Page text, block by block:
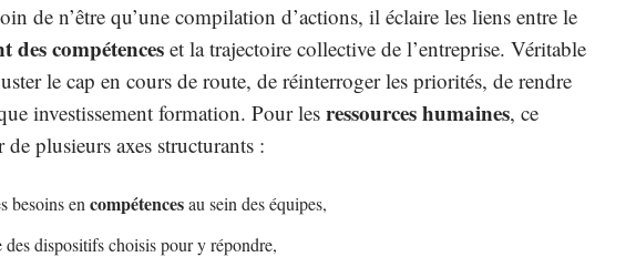
de n’être qu’une compilation d’actions, il éclaire les liens entre le
des compétences et la trajectoire collective de l’entreprise. Véritable
le cap en cours de route, de réinterroger les priorités, de rendre
investissement formation. Pour lesressources humaines, ce
plusieurs axes structurants :
besoins en compétencesau sein des équipes,
des dispositifs choisis pour y répondre,